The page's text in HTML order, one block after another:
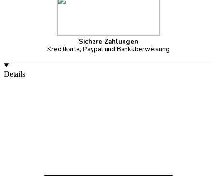
Sichere Zahlungen
Kreditkarte, Paypal und Banküberweisung
Details